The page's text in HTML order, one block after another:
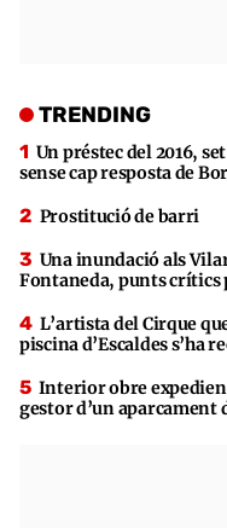
TRENDING
Un préstec del 2016,
sense cap resposta de
Prostitució de barri
Una inundació als
Fontaneda, punts crítics
L’artista del Cirque
piscina d’Escaldes s’ha
Interior obre
gestor d’un aparcament